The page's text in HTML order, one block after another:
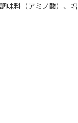
味料（アミノ酸）、